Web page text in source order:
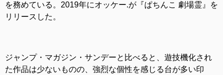
を務めている。2019年にオッケー.が『ぱちんこ 劇場霊』を
リリースした。
ジャンプ・マガジン・サンデーと比べると、遊技機化され
た作品は少ないものの、強烈な個性を感じる台が多い印